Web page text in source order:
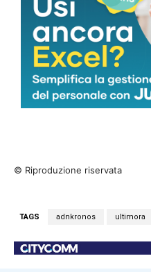
© Riproduzione riservata
TAGS adnkronos ultimora